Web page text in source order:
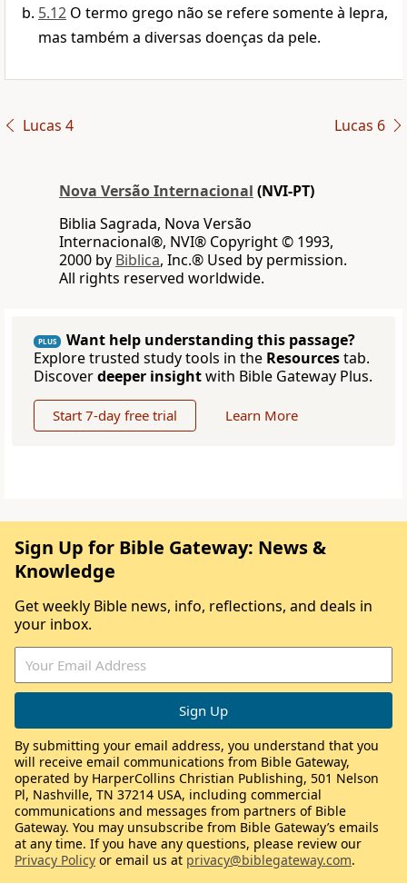
5.12 O termo grego não se refere somente à lepra,
mas também a diversas doenças da pele.
Lucas 4 Lucas 6
Nova Versão Internacional (NVI-PT)
Biblia Sagrada, Nova Versão
Internacional®, NVI® Copyright © 1993,
2000 by Biblica, Inc.® Used by permission.
All rights reserved worldwide.
PLUS
Want help understanding this passage?
Explore trusted study tools in the Resourcestab.
Discoverdeeper insightwith Bible Gateway Plus.
Start 7-day free trial Learn More
Sign Up for Bible Gateway: News &
Knowledge
Get weekly Bible news, info, reflections, and deals in
your inbox.
By submitting your email address, you understand that you
will receive email communications from Bible Gateway,
operated by HarperCollins Christian Publishing, 501 Nelson
Pl, Nashville, TN 37214 USA, including commercial
communications and messages from partners of Bible
Gateway. You may unsubscribe from Bible Gateway’s emails
at any time. If you have any questions, please review our
Privacy Policy or email us at privacy@biblegateway.com.